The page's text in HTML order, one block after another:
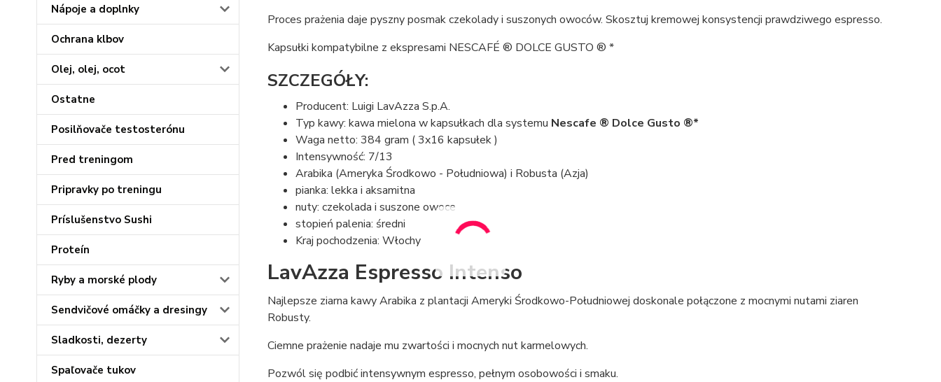
Nápoje a doplnky
Ochrana klbov
Olej, olej, ocot
Ostatne
Posilňovače testosterónu
Pred treningom
Pripravky po treningu
Príslušenstvo Sushi
Proteín
Ryby a morské plody
Sendvičové omáčky a dresingy
Sladkosti, dezerty
Spaľovače tukov
Proces prażenia daje pyszny posmak czekolady i suszonych owoców. Skosztuj kremowej konsystencji prawdziwego espresso.
Kapsułki kompatybilne z ekspresami NESCAFÉ ® DOLCE GUSTO ® *
SZCZEGÓŁY:
Producent: Luigi LavAzza S.p.A.
Typ kawy: kawa mielona w kapsułkach dla systemu Nescafe ® Dolce Gusto ®*
Waga netto: 384 gram ( 3x16 kapsułek )
Intensywność: 7/13
Arabika (Ameryka Środkowo - Południowa) i Robusta (Azja)
pianka: lekka i aksamitna
nuty: czekolada i suszone owoce
stopień palenia: średni
Kraj pochodzenia: Włochy
LavAzza Espresso Intenso
Najlepsze ziarna kawy Arabika z plantacji Ameryki Środkowo-Południowej doskonale połączone z mocnymi nutami ziaren
Robusty.
Ciemne prażenie nadaje mu zwartości i mocnych nut karmelowych.
Pozwól się podbić intensywnym espresso, pełnym osobowości i smaku.